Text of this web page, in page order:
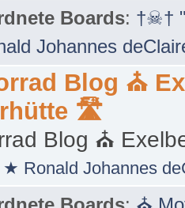
Boards: †☠†
Johannes
Blog ⛪
🛣
Blog ⛪
★ Ronald Johannes